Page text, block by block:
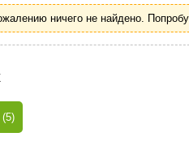
ничего не найдено.
(5)